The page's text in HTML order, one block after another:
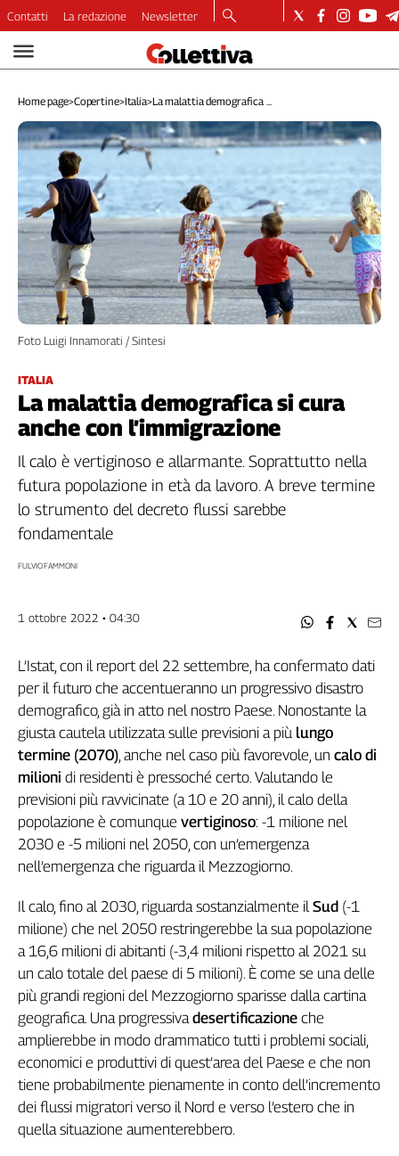
Video
Dirette
Longform
Copertine
Economia
Lavoro
Ambiente
Diritti
Welfare
Italia
Internazionale
Culture
Categorie
Filcams
Filctem
Fillea
Filt
Fiom
Fisac
Flc
Nidil
Spi
Inca
Caaf
Speciali
G8
di
Genova,
il
sangue
della
120
anni
Cgil
Collettiva
Academy
Collettiva
Play
Rubriche
Collettiva
Talk
La
Contatti La redazione Newsletter
Home page>Copertine>Italia>La malattia demografica ...
ITALIA
La malattia demografica si cura
anche con l’immigrazione
Foto Luigi Innamorati / Sintesi
Il calo è vertiginoso e allarmante. Soprattutto nella
futura popolazione in età da lavoro. A breve termine
lo strumento del decreto flussi sarebbe
fondamentale
FULVIO FAMMONI
1 ottobre 2022 • 04:30
L’Istat, con il report del 22 settembre, ha confermato dati
per il futuro che accentueranno un progressivo disastro
demografico, già in atto nel nostro Paese. Nonostante la
giusta cautela utilizzata sulle previsioni a più lungo
termine (2070), anche nel caso più favorevole, un calo di
milioni di residenti è pressoché certo. Valutando le
previsioni più ravvicinate (a 10 e 20 anni), il calo della
popolazione è comunque vertiginoso: -1 milione nel
2030 e -5 milioni nel 2050, con un’emergenza
nell’emergenza che riguarda il Mezzogiorno.
Il calo, fino al 2030, riguarda sostanzialmente ilSud (-1
milione) che nel 2050 restringerebbe la sua popolazione
a 16,6 milioni di abitanti (-3,4 milioni rispetto al 2021 su
un calo totale del paese di 5 milioni). È come se una delle
più grandi regioni del Mezzogiorno sparisse dalla cartina
geografica. Una progressivadesertificazione che
amplierebbe in modo drammatico tutti i problemi sociali,
economici e produttivi di quest’area del Paese e che non
tiene probabilmente pienamente in conto dell’incremento
dei flussi migratori verso il Nord e verso l’estero che in
quella situazione aumenterebbero.